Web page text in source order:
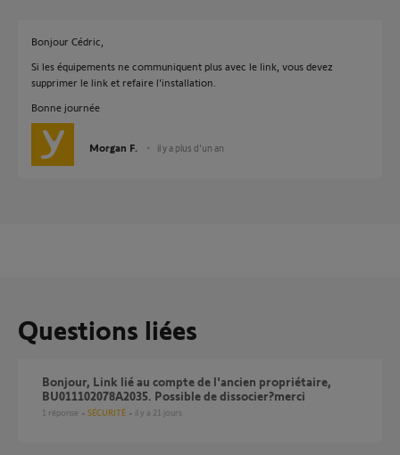
Bonjour Cédric,
Si les équipements ne communiquent plus avec le link, vous devez
supprimer le link et refaire l'installation.
Bonne journée
Morgan F. il y a plus d'un an
Questions liées
Bonjour, Link lié au compte de l'ancien propriétaire,
BU011102078A2035. Possible de dissocier?merci
1 réponse SÉCURITÉ il y a 21 jours